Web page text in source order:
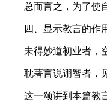
总而言之，为了使自
四、显示教言的作
未得妙道初业者，空
耽著言说诩智者，见
这一颂讲到本篇教言